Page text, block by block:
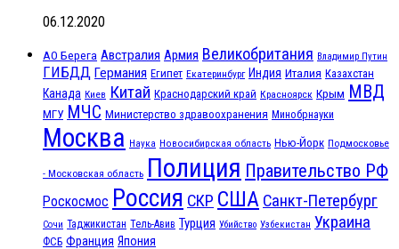
06.12.2020
АО Берега Австралия Армия Великобритания Владимир Путин
ГИБДД Германия Египет Екатеринбург Индия Италия Казахстан
Канада Киев Китай Краснодарский край Красноярск Крым МВД
МГУ МЧС Министерство здравоохранения Минобрнауки
Москва Наука Новосибирская область Нью-Йорк Подмосковье
- Московская область Полиция Правительство РФ
Роскосмос Россия СКР США Санкт-Петербург
Сочи Таджикистан Тель-Авив Турция Убийство Узбекистан Украина
ФСБ Франция Япония